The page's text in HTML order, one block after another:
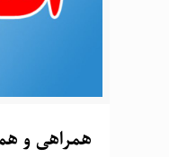
همراهی و